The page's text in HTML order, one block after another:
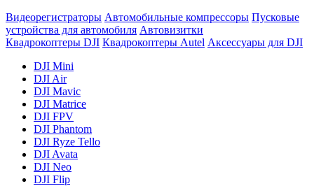
Видеорегистраторы Автомобильные компрессоры Пусковые
устройства для автомобиля Автовизитки
Квадрокоптеры DJI Квадрокоптеры Autel Аксессуары для DJI
DJI Mini
DJI Air
DJI Mavic
DJI Matrice
DJI FPV
DJI Phantom
DJI Ryze Tello
DJI Avata
DJI Neo
DJI Flip